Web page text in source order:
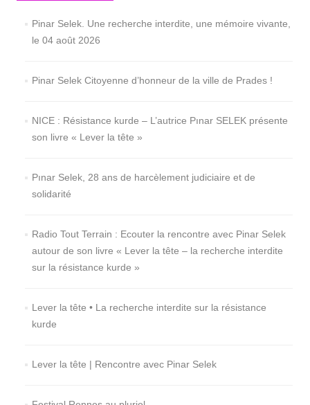
Pinar Selek. Une recherche interdite, une mémoire vivante,
le 04 août 2026
Pinar Selek Citoyenne d’honneur de la ville de Prades !
NICE : Résistance kurde – L’autrice Pınar SELEK présente
son livre « Lever la tête »
Pınar Selek, 28 ans de harcèlement judiciaire et de
solidarité
Radio Tout Terrain : Ecouter la rencontre avec Pinar Selek
autour de son livre « Lever la tête – la recherche interdite
sur la résistance kurde »
Lever la tête • La recherche interdite sur la résistance
kurde
Lever la tête | Rencontre avec Pinar Selek